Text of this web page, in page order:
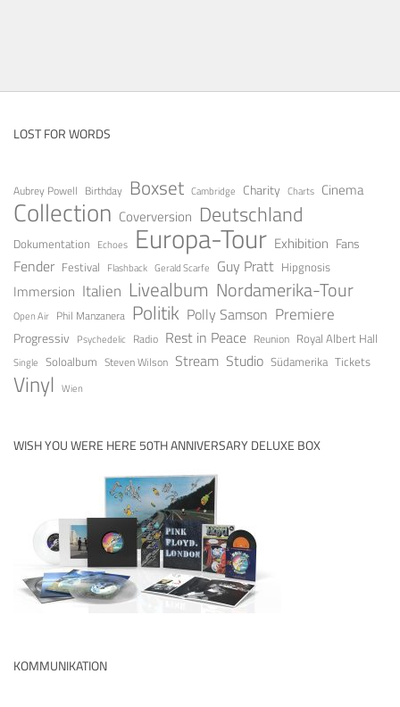
LOST FOR WORDS
Aubrey Powell Birthday Boxset Cambridge Charity Charts Cinema
Collection Coverversion Deutschland
Dokumentation Echoes Europa-Tour Exhibition Fans
Fender Festival Flashback Gerald Scarfe Guy Pratt Hipgnosis
Immersion Italien Livealbum Nordamerika-Tour
Open Air Phil Manzanera Politik Polly Samson Premiere
Progressiv Psychedelic Radio Rest in Peace Reunion Royal Albert Hall
Single Soloalbum Steven Wilson Stream Studio Südamerika Tickets
Vinyl Wien
WISH YOU WERE HERE 50TH ANNIVERSARY DELUXE BOX
KOMMUNIKATION